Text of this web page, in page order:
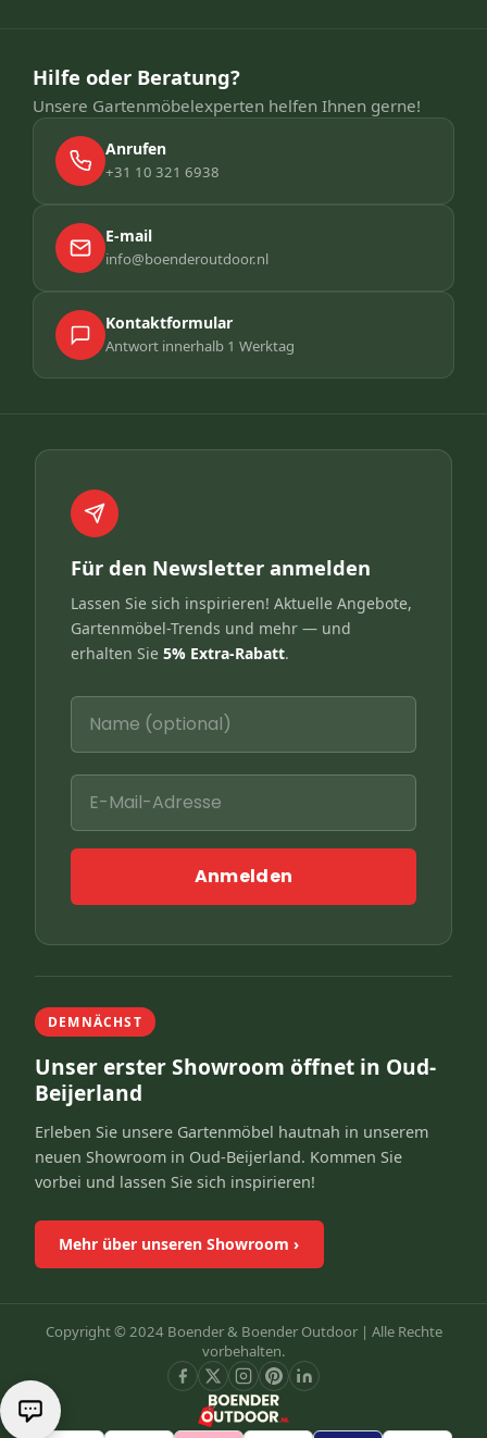
Hilfe oder Beratung?
Unsere Gartenmöbelexperten helfen Ihnen gerne!
Anrufen
+31 10 321 6938
E-mail
info@boenderoutdoor.nl
Kontaktformular
Antwort innerhalb 1 Werktag
Für den Newsletter anmelden
Lassen Sie sich inspirieren! Aktuelle Angebote,
Gartenmöbel-Trends und mehr — und
erhalten Sie 5% Extra-Rabatt.
Anmelden
DEMNÄCHST
Unser erster Showroom öffnet in Oud-
Beijerland
Erleben Sie unsere Gartenmöbel hautnah in unserem
neuen Showroom in Oud-Beijerland. Kommen Sie
vorbei und lassen Sie sich inspirieren!
Mehr über unseren Showroom ›
Copyright © 2024 Boender & Boender Outdoor | Alle Rechte
vorbehalten.